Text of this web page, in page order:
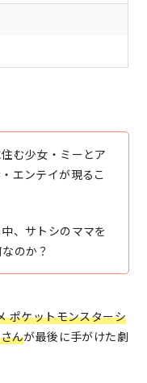
む少女・ミーとア
エンテイが現るこ
、サトシのママを
のか？
ポケットモンスターシ
んが最後に手がけた劇